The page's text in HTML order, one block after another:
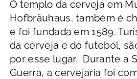
O templo da cerveja em
Hofbräuhaus, também é
e foi fundada em 1589.
da cerveja e do futebol,
por esse lugar. Durante a
Guerra, a cervejaria foi